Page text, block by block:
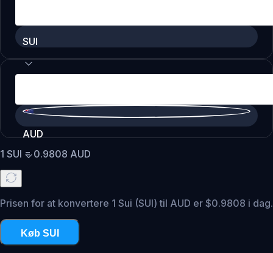
SUI
AUD
1 SUI =0.9808 AUD
Prisen for at konvertere 1 Sui (SUI) til AUD er $0.9808 i dag.
Køb SUI